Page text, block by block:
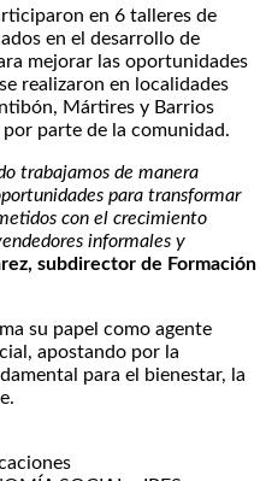
en 6 talleres de
en el desarrollo de
mejorar las oportunidades
realizaron en localidades
Mártires y Barrios
parte de la comunidad.
trabajamos de manera
para transformar
con el crecimiento
informales y
subdirector de Formación
su papel como agente
apostando por la
para el bienestar, la